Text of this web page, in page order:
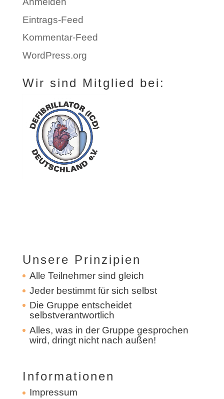
Eintrags-Feed
Kommentar-Feed
WordPress.org
Wir sind Mitglied bei:
Unsere Prinzipien
Alle Teilnehmer sind gleich
Jeder bestimmt für sich selbst
Die Gruppe entscheidet
selbstverantwortlich
Alles, was in der Gruppe gesprochen
wird, dringt nicht nach außen!
Informationen
Impressum